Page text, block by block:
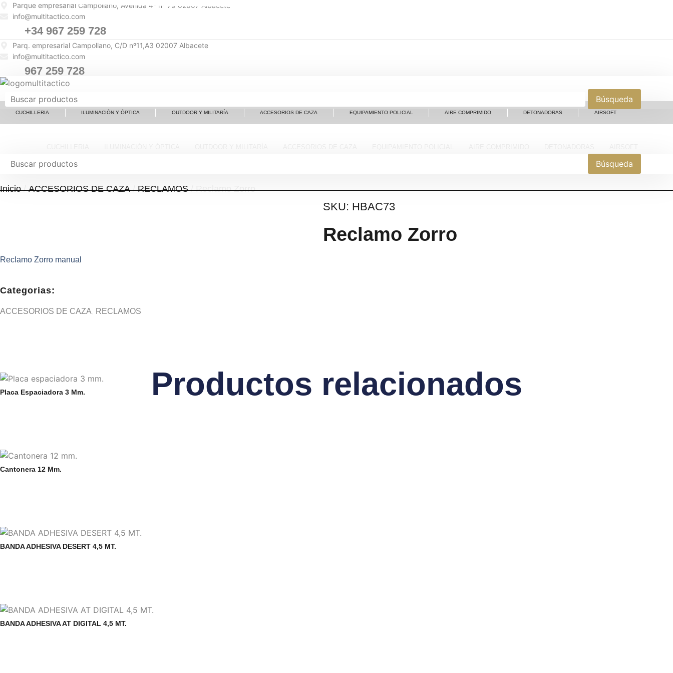
contenido
Parque empresarial Campollano, Avenida 4ª nº 79 02007 Albacete
info@multitactico.com
+34 967 259 728
Parq. empresarial Campollano, C/D nº11,A3 02007 Albacete
info@multitactico.com
967 259 728
CUCHILLERIA ILUMINACIÓN Y ÓPTICA OUTDOOR Y MILITARÍA ACCESORIOS DE CAZA EQUIPAMIENTO POLICIAL AIRE COMPRIMIDO DETONADORAS AIRSOFT
Inicio/ACCESORIOS DE CAZA/RECLAMOS/ Reclamo Zorro
SKU: HBAC73
Reclamo Zorro
Reclamo Zorro manual
Categorias:
ACCESORIOS DE CAZA RECLAMOS
Productos relacionados
Placa Espaciadora 3 Mm.
Cantonera 12 Mm.
BANDA ADHESIVA DESERT 4,5 MT.
BANDA ADHESIVA AT DIGITAL 4,5 MT.